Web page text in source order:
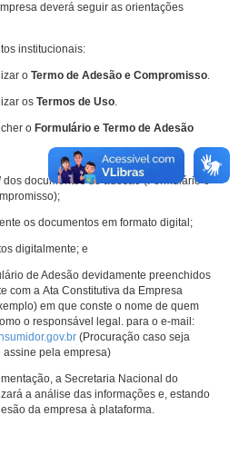
deverá seguir as orientações
institucionais:
o Termo de Adesão e Compromisso.
os Termos de Uso.
o Formulário e Termo de Adesão
dos documentos de adesão (Formulário e
os documentos em formato digital;
digitalmente; e
de Adesão devidamente preenchidos
com a Ata Constitutiva da Empresa
em que conste o nome de quem
o responsável legal. para o e-mail:
(Procuração caso seja
pela empresa)
a Secretaria Nacional do
a análise das informações e, estando
da empresa à plataforma.